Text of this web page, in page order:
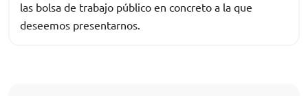
las bolsa de trabajo público en concreto a la que
deseemos presentarnos.